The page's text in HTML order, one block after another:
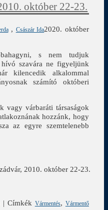
október 22-23.
, Császár Ida2020. október
s nem tudjuk
szavára ne figyeljünk
kilencedik alkalommal
számító októberi
vagy várbaráti társaságok
hozzánk, hogy
az egyre szemtelenebb
2010. október 22-23.
| Címkék Vármentés, Vármentő